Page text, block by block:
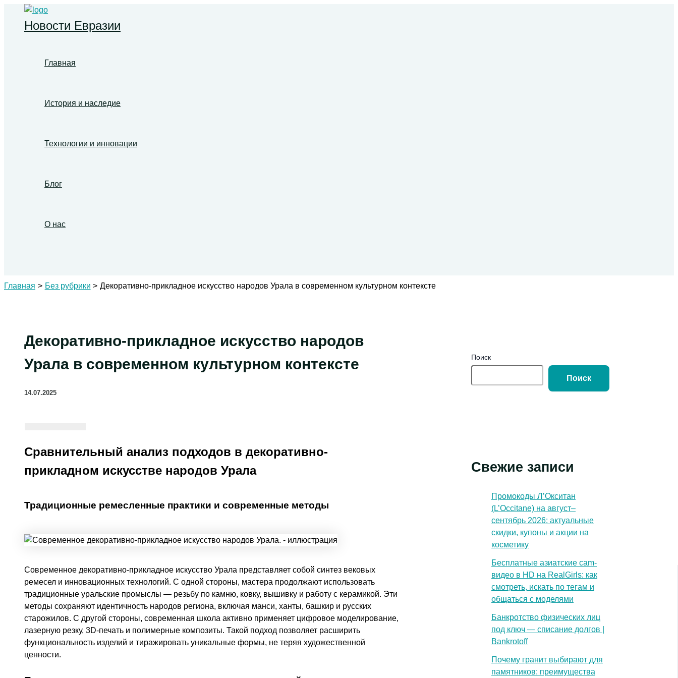
Перейти
содержимому
Новости Евразии
Главная
История и наследие
Технологии и инновации
Блог
О нас
Главная Без рубрики Декоративно-прикладное искусство народов Урала в современном культурном контексте
Декоративно-прикладное искусство народов
Урала в современном культурном контексте
14.07.2025
Сравнительный анализ подходов в декоративно-
прикладном искусстве народов Урала
Традиционные ремесленные практики и современные методы
Современное декоративно-прикладное искусство Урала представляет собой синтез вековых
ремесел и инновационных технологий. С одной стороны, мастера продолжают использовать
традиционные уральские промыслы — резьбу по камню, ковку, вышивку и работу с керамикой. Эти
методы сохраняют идентичность народов региона, включая манси, ханты, башкир и русских
старожилов. С другой стороны, современная школа активно применяет цифровое моделирование,
лазерную резку, 3D-печать и полимерные композиты. Такой подход позволяет расширить
функциональность изделий и тиражировать уникальные формы, не теряя художественной
ценности.
Поиск
Поиск
Свежие записи
Промокоды Л’Окситан
(L’Occitane) на август–
сентябрь 2026: актуальные
скидки, купоны и акции на
косметику
Бесплатные азиатские cam-
видео в HD на RealGirls: как
смотреть, искать по тегам и
общаться с моделями
Банкротство физических лиц
под ключ — списание долгов |
Bankrotoff
Почему гранит выбирают для
памятников: преимущества